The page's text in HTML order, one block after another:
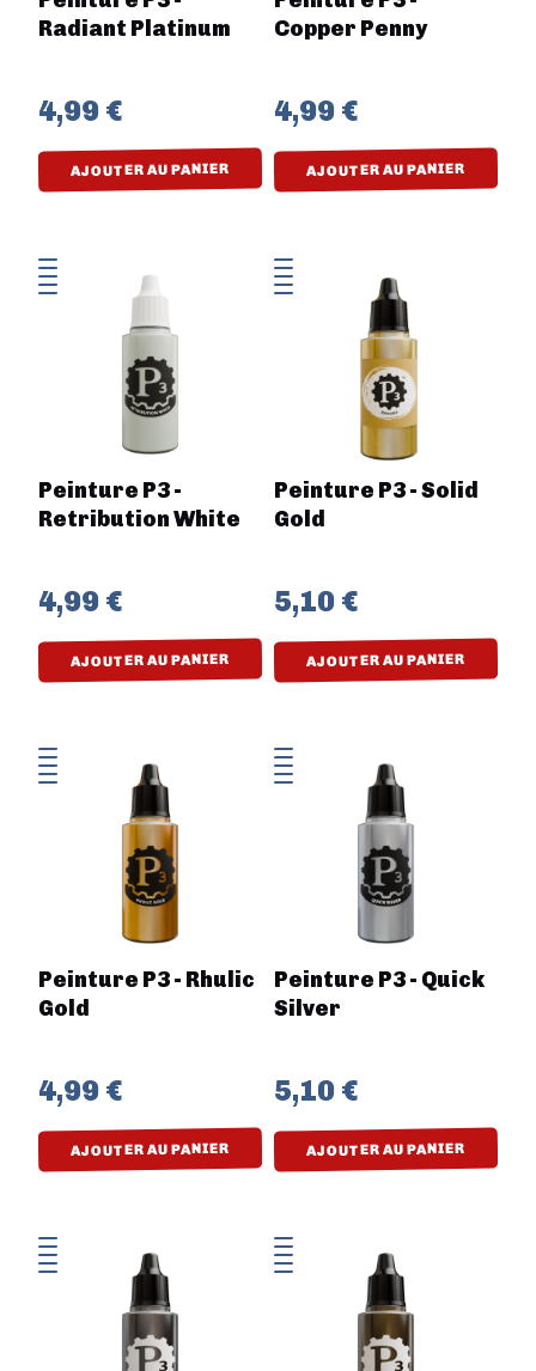
Radiant Platinum
4,99 €
AJOUTER AU PANIER
Copper Penny
4,99 €
AJOUTER AU PANIER
Peinture P3 -
Retribution White
4,99 €
AJOUTER AU PANIER
Peinture P3 - Solid
Gold
5,10 €
AJOUTER AU PANIER
Peinture P3 - Rhulic
Gold
4,99 €
AJOUTER AU PANIER
Peinture P3 - Quick
Silver
5,10 €
AJOUTER AU PANIER